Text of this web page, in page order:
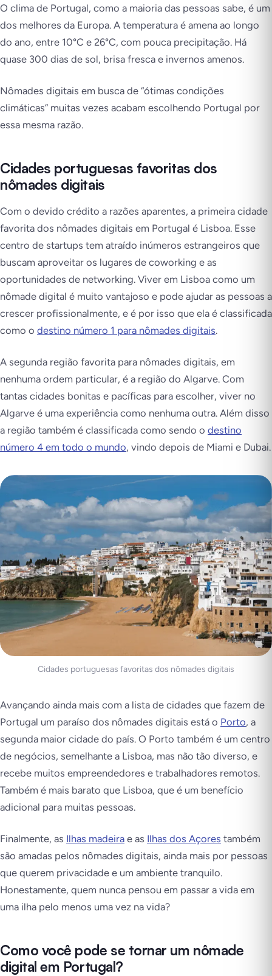
O clima de Portugal, como a maioria das pessoas sabe, é um
dos melhores da Europa. A temperatura é amena ao longo
do ano, entre 10°C e 26°C, com pouca precipitação. Há
quase 300 dias de sol, brisa fresca e invernos amenos.
Nômades digitais em busca de “ótimas condições
climáticas” muitas vezes acabam escolhendo Portugal por
essa mesma razão.
Cidades portuguesas favoritas dos
nômades digitais
Com o devido crédito a razões aparentes, a primeira cidade
favorita dos nômades digitais em Portugal é Lisboa. Esse
centro de startups tem atraído inúmeros estrangeiros que
buscam aproveitar os lugares de coworking e as
oportunidades de networking. Viver em Lisboa como um
nômade digital é muito vantajoso e pode ajudar as pessoas a
crescer profissionalmente, e é por isso que ela é classificada
como o destino número 1 para nômades digitais.
A segunda região favorita para nômades digitais, em
nenhuma ordem particular, é a região do Algarve. Com
tantas cidades bonitas e pacíficas para escolher, viver no
Algarve é uma experiência como nenhuma outra. Além disso
a região também é classificada como sendo o destino
número 4 em todo o mundo, vindo depois de Miami e Dubai.
Cidades portuguesas favoritas dos nômades digitais
Avançando ainda mais com a lista de cidades que fazem de
Portugal um paraíso dos nômades digitais está o Porto, a
segunda maior cidade do país. O Porto também é um centro
de negócios, semelhante a Lisboa, mas não tão diverso, e
recebe muitos empreendedores e trabalhadores remotos.
Também é mais barato que Lisboa, que é um benefício
adicional para muitas pessoas.
Finalmente, as Ilhas madeira e as Ilhas dos Açores também
são amadas pelos nômades digitais, ainda mais por pessoas
que querem privacidade e um ambiente tranquilo.
Honestamente, quem nunca pensou em passar a vida em
uma ilha pelo menos uma vez na vida?
Como você pode se tornar um nômade
digital em Portugal?